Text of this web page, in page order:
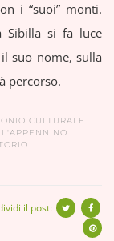
i “suoi” monti.
Sibilla si fa luce
suo nome, sulla
percorso.
CULTURALE
il post: